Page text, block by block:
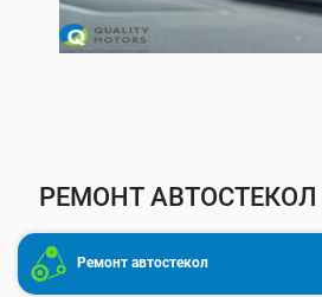
РЕМОНТ АВТОСТЕКОЛ
Ремонт автостекол